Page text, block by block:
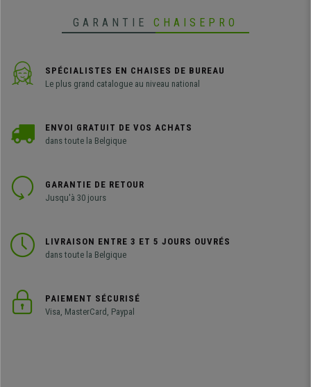
GARANTIE CHAISEPRO
SPÉCIALISTES EN CHAISES DE BUREAU
Le plus grand catalogue au niveau national
ENVOI GRATUIT DE VOS ACHATS
dans toute la Belgique
GARANTIE DE RETOUR
Jusqu'à 30 jours
LIVRAISON ENTRE 3 ET 5 JOURS OUVRÉS
dans toute la Belgique
PAIEMENT SÉCURISÉ
Visa, MasterCard, Paypal